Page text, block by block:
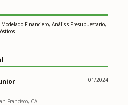
Financiero, Análisis Presupuestario,
01/2024
Francisco, CA